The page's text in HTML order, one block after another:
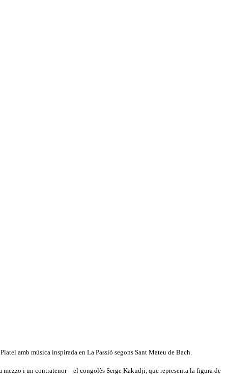
amb música inspirada en La Passió segons Sant Mateu de Bach.
mezzo i un contratenor – el congolès Serge Kakudji, que representa la figura de